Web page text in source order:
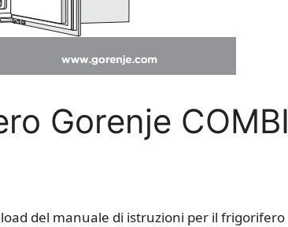
Gorenje COMBI
del manuale di istruzioni per il frigorifero